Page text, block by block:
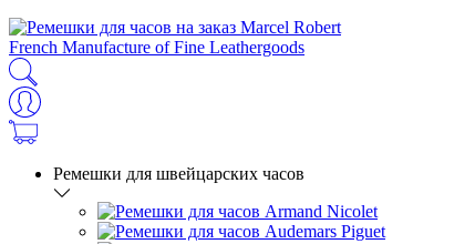
French Manufacture of Fine Leathergoods
Ремешки для швейцарских часов